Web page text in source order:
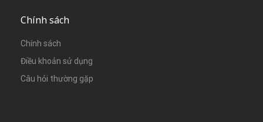
Chính sách
Chính sách
Điều khoản sử dụng
Câu hỏi thường gặp